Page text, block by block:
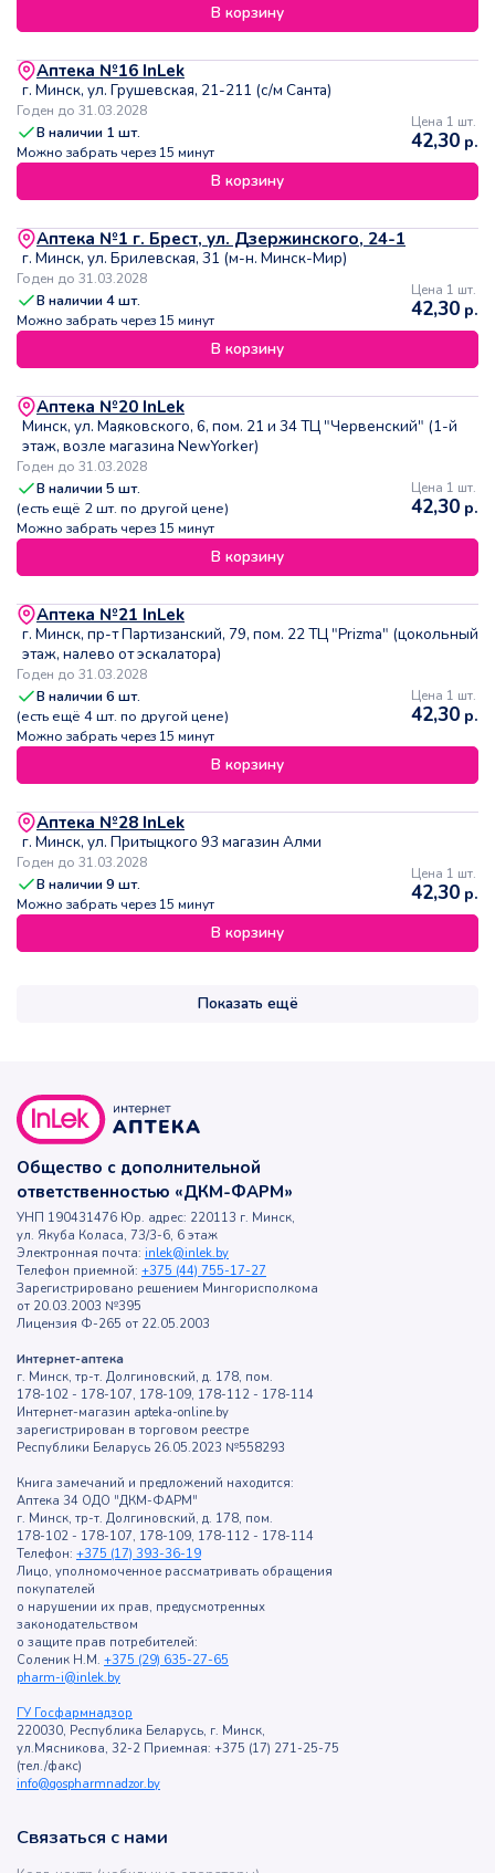
В корзину
Аптека №16 InLek
г. Минск, ул. Грушевская, 21-211 (с/м Санта)
Годен до 31.03.2028
В наличии 1 шт.
Можно забрать через 15 минут
Цена 1 шт.
42,30 р.
В корзину
Аптека №1 г. Брест, ул. Дзержинского, 24-1
г. Минск, ул. Брилевская, 31 (м-н. Минск-Мир)
Годен до 31.03.2028
В наличии4шт.
Можно забрать через 15 минут
Цена 1 шт.
42,30 р.
В корзину
Аптека №20 InLek
Минск, ул. Маяковского, 6, пом. 21 и 34 ТЦ "Червенский" (1-й
этаж, возле магазина NewYorker)
Годен до 31.03.2028
В наличии5 шт.
(есть ещё 2шт. по другой цене)
Можно забрать через 15 минут
Цена 1 шт.
42,30 р.
В корзину
Аптека №21 InLek
г. Минск, пр-т Партизанский, 79, пом. 22 ТЦ "Prizma" (цокольный
этаж, налево от эскалатора)
Годен до 31.03.2028
В наличии6 шт.
(есть ещё 4шт. по другой цене)
Можно забрать через 15 минут
Цена 1 шт.
42,30 р.
В корзину
Аптека №28 InLek
г. Минск, ул. Притыцкого 93 магазин Алми
Годен до 31.03.2028
В наличии9 шт.
Можно забрать через 15 минут
Цена 1 шт.
42,30 р.
В корзину
Показать ещё
Общество с дополнительной
ответственностью «ДКМ-ФАРМ»
УНП 190431476 Юр. адрес: 220113 г. Минск,
ул. Якуба Коласа, 73/3-6, 6 этаж
Электронная почта: inlek@inlek.by
Телефон приемной: +375 (44) 755-17-27
Зарегистрировано решением Мингорисполкома
от 20.03.2003 №395
Лицензия Ф-265 от 22.05.2003
Интернет-аптека
г. Минск, тр-т. Долгиновский, д. 178, пом.
178-102 - 178-107, 178-109, 178-112 - 178-114
Интернет-магазин apteka-online.by
зарегистрирован в торговом реестре
Республики Беларусь 26.05.2023 №558293
Книга замечаний и предложений находится:
Аптека 34 ОДО "ДКМ-ФАРМ"
г. Минск, тр-т. Долгиновский, д. 178, пом.
178-102 - 178-107, 178-109, 178-112 - 178-114
Телефон: +375 (17) 393-36-19
Лицо, уполномоченное рассматривать обращения
покупателей
о нарушении их прав, предусмотренных
законодательством
о защите прав потребителей:
Соленик Н.М. +375 (29) 635-27-65
pharm-i@inlek.by
ГУ Госфармнадзор
220030, Республика Беларусь, г. Минск,
ул.Мясникова, 32-2 Приемная: +375 (17) 271-25-75
(тел./факс)
info@gospharmnadzor.by
Связаться с нами